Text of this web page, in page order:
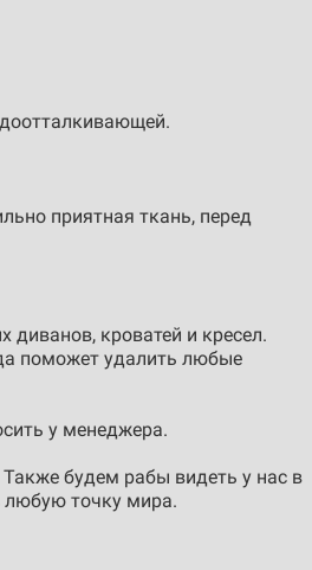
приятная ткань, перед
диванов, кроватей и кресел.
поможет удалить любые
у менеджера.
будем рабы видеть у нас в
любую точку мира.